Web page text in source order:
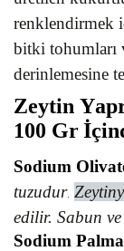
renklendirmek
bitki tohumları
derinlemesine
Zeytin
100 Gr
Sodium
tuzudur.
edilir. Sabun
Sodium